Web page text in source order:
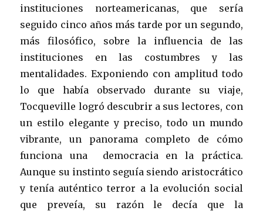
instituciones norteamericanas, que sería
seguido cinco años más tarde por un segundo,
más filosófico, sobre la influencia de las
instituciones en las costumbres y las
mentalidades. Exponiendo con amplitud todo
lo que había observado durante su viaje,
Tocqueville logró descubrir a sus lectores, con
un estilo elegante y preciso, todo un mundo
vibrante, un panorama completo de cómo
funciona una democracia en la práctica.
Aunque su instinto seguía siendo aristocrático
y tenía auténtico terror a la evolución social
que preveía, su razón le decía que la